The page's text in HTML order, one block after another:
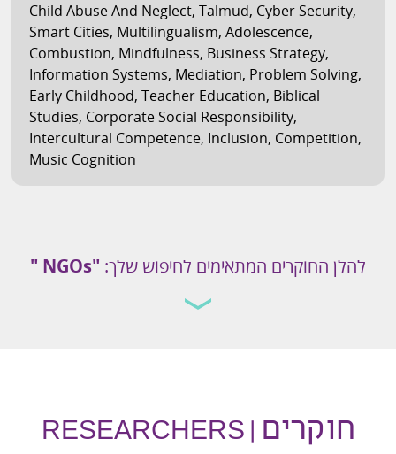
Child Abuse And Neglect,Talmud, Cyber Security,
Smart Cities, Multilingualism,Adolescence,
Combustion, Mindfulness, Business Strategy,
Information Systems, Mediation, Problem Solving,
Early Childhood,Teacher Education, Biblical
Studies, Corporate Social Responsibility,
Intercultural Competence, Inclusion, Competition,
Music Cognition
להלן החוקרים המתאימים לחיפוש שלך: "NGOs "
חוקרים